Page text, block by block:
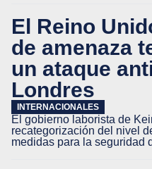
El Reino
de amenaza
un ataque
Londres
INTERNACIONALES
El gobierno laborista de
recategorización del nivel
medidas para la seguridad